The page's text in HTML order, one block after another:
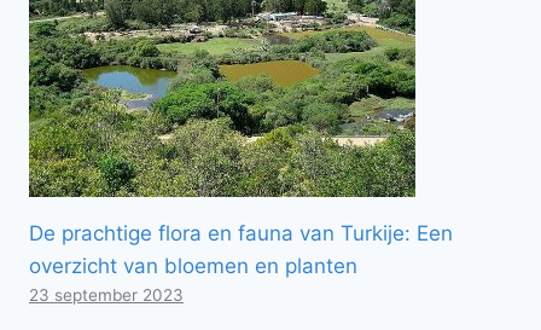
De prachtige flora en fauna van Turkije: Een
overzicht van bloemen en planten
23 september 2023